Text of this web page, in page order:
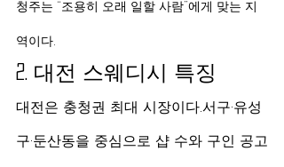
청주는 “조용히 오래 일할 사람”에게 맞는 지
역이다.
2. 대전 스웨디시 특징
대전은 충청권 최대 시장이다.서구·유성
구·둔산동을 중심으로 샵 수와 구인 공고